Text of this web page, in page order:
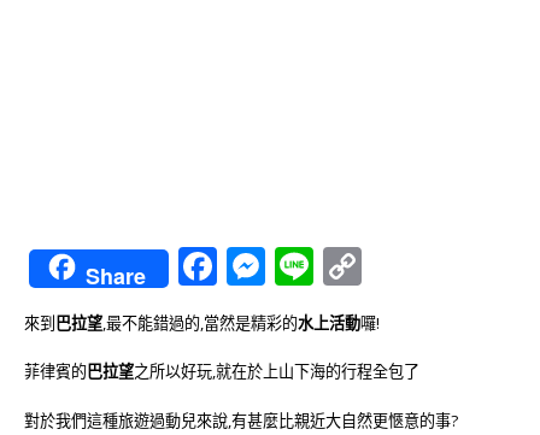
Share Facebook
Messenger
Line
Link
來到巴拉望,最不能錯過的,當然是精彩的水上活動囉!
菲律賓的巴拉望之所以好玩,就在於上山下海的行程全包了
對於我們這種旅遊過動兒來說,有甚麼比親近大自然更愜意的事?